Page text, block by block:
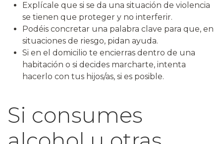
Explícale que si se da una situación de violencia
se tienen que proteger y no interferir.
Podéis concretar una palabra clave para que, en
situaciones de riesgo, pidan ayuda.
Si en el domicilio te encierras dentro de una
habitación o si decides marcharte, intenta
hacerlo con tus hijos/as, si es posible.
Si consumes